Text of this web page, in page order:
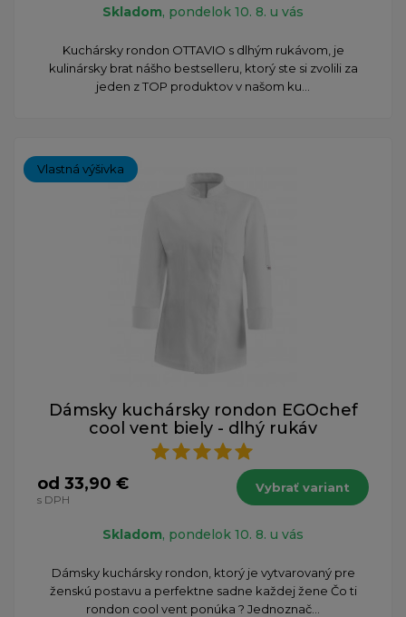
Skladom, pondelok 10. 8. u vás
​Kuchársky rondon OTTAVIO s dlhým rukávom, je
kulinársky brat nášho bestselleru, ktorý ste si zvolili za
jeden z TOP produktov v našom ku...
Vlastná výšivka
Dámsky kuchársky rondon EGOchef
cool vent biely - dlhý rukáv
od 33,90 €
s DPH
Vybrať variant
Skladom, pondelok 10. 8. u vás
Dámsky kuchársky rondon, ktorý je vytvarovaný pre
ženskú postavu a perfektne sadne každej žene Čo ti
rondon cool vent ponúka ? Jednoznač...